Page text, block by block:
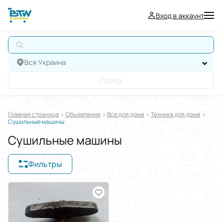
Вход в аккаунт
Вся Украина
Поиск
Главная страница Oбъявления Все для дома
Техника для дома
Сушильные машины
Сушильные машины
Фильтры
Отсортировать по